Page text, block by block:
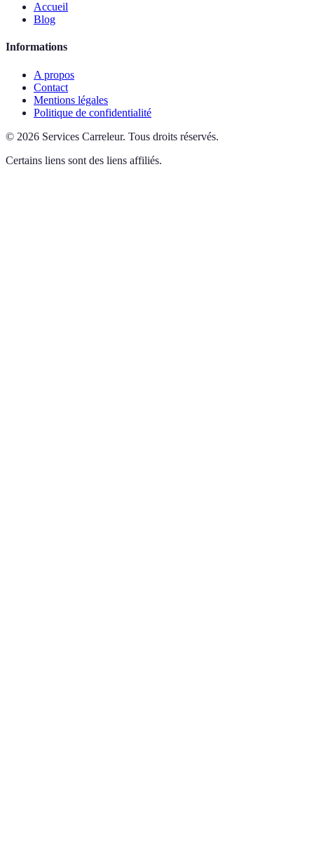
Accueil
Blog
Informations
A propos
Contact
Mentions légales
Politique de confidentialité
© 2026 Services Carreleur. Tous droits réservés.
Certains liens sont des liens affiliés.